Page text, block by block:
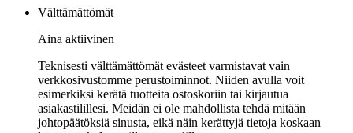
Välttämättömät
Aina aktiivinen
Teknisesti välttämättömät evästeet varmistavat vain
verkkosivustomme perustoiminnot. Niiden avulla voit
esimerkiksi kerätä tuotteita ostoskoriin tai kirjautua
asiakastilillesi. Meidän ei ole mahdollista tehdä mitään
johtopäätöksiä sinusta, eikä näin kerättyjä tietoja koskaan